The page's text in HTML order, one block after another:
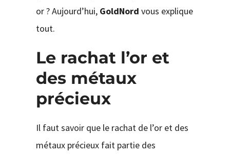
or ? Aujourd’hui, GoldNord vous explique
tout.
Le rachat l’or et
des métaux
précieux
Il faut savoir que le rachat de l’or et des
métaux précieux fait partie des